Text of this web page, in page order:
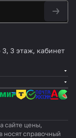
3 этаж, кабинет
сайте цены,
носят справочный